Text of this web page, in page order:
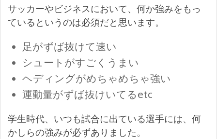
サッカーやビジネスにおいて、何か強みをもっ
ているというのは必須だと思います。
足がずば抜けて速い
シュートがすごくうまい
ヘディングがめちゃめちゃ強い
運動量がずば抜けいてるetc
学生時代、いつも試合に出ている選手には、何
かしらの強みが必ずありました。